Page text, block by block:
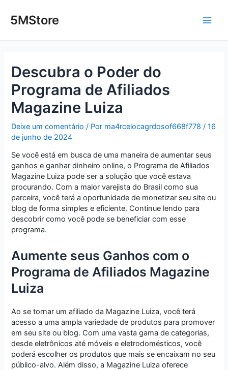
para5MStore
Descubra o Poder do
Programa de Afiliados
Magazine Luiza
Deixe um comentário / Por ma4rcelocagrdosof668f778/16
de junho de 2024
Se você está em busca de uma maneira de aumentar seus
ganhos e ganhar dinheiro online, o Programa de Afiliados
Magazine Luiza pode ser a solução que você estava
procurando. Com a maior varejista do Brasil como sua
parceira, você terá a oportunidade de monetizar seu site ou
blog de forma simples e eficiente. Continue lendo para
descobrir como você pode se beneficiar com esse
programa.
Aumente seus Ganhos com o
Programa de Afiliados Magazine
Luiza
Ao se tornar um afiliado da Magazine Luiza, você terá
acesso a uma ampla variedade de produtos para promover
em seu site ou blog. Com uma vasta gama de categorias,
desde eletrônicos até móveis e eletrodomésticos, você
poderá escolher os produtos que mais se encaixam no seu
público-alvo. Além disso, a Magazine Luiza oferece
navigation